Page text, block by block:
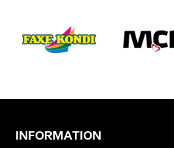
INFORMATION